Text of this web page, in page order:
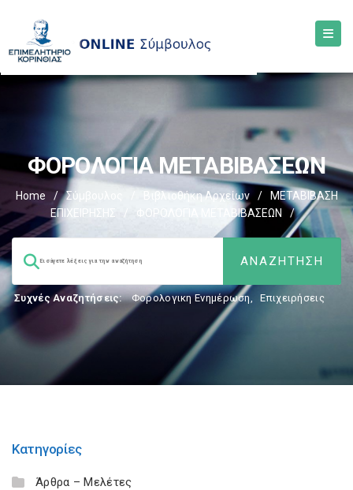
ΦΟΡΟΛΟΓΙΑ ΜΕΤΑΒΙΒΑΣΕΩΝ
Home / Σύμβουλος Βιβλιοθήκη Αρχείων /
ΜΕΤΑΒΙΒΑΣΗ
ΕΠΙΧΕIΡΗΣΗΣ
/ ΦΟΡΟΛΟΓΙΑ ΜΕΤΑΒΙΒΑΣΕΩΝ /
Συχνές Αναζητήσεις: Φορολογικη Ενημέρωση, Επιχειρήσεις
Κατηγορίες
Άρθρα – Μελέτες